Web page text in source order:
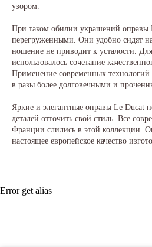
узором.
При таком обилии украшений оправы
перегруженными. Они удобно сидят
ношение не приводит к усталости.
использовалось сочетание
Применение современных технологий
в разы более долговечными и
Яркие и элегантные оправы Le Ducat
деталей отточить свой стиль. Все
Франции слились в этой коллекции.
настоящее европейское качество
Error get alias